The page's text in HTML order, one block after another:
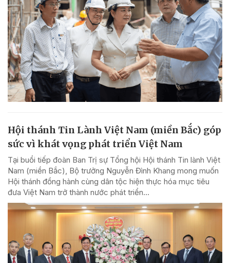
Hội thánh Tin Lành Việt Nam (miền Bắc) góp
sức vì khát vọng phát triển Việt Nam
Tại buổi tiếp đoàn Ban Trị sự Tổng hội Hội thánh Tin lành Việt
Nam (miền Bắc), Bộ trưởng Nguyễn Đình Khang mong muốn
Hội thánh đồng hành cùng dân tộc hiện thực hóa mục tiêu
đưa Việt Nam trở thành nước phát triển...